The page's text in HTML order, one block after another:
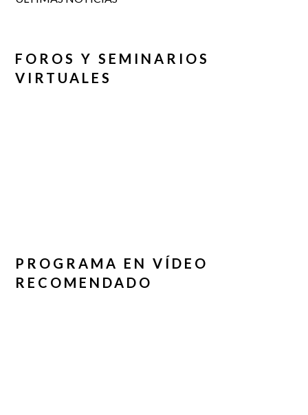
FOROS Y SEMINARIOS
VIRTUALES
PROGRAMA EN VÍDEO
RECOMENDADO